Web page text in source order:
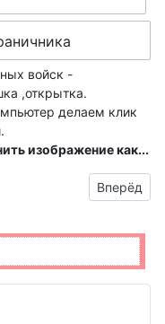
инженера-
ВМФ
войск -
,открытка.
делаем клик
изображение как...
войскамВперёд